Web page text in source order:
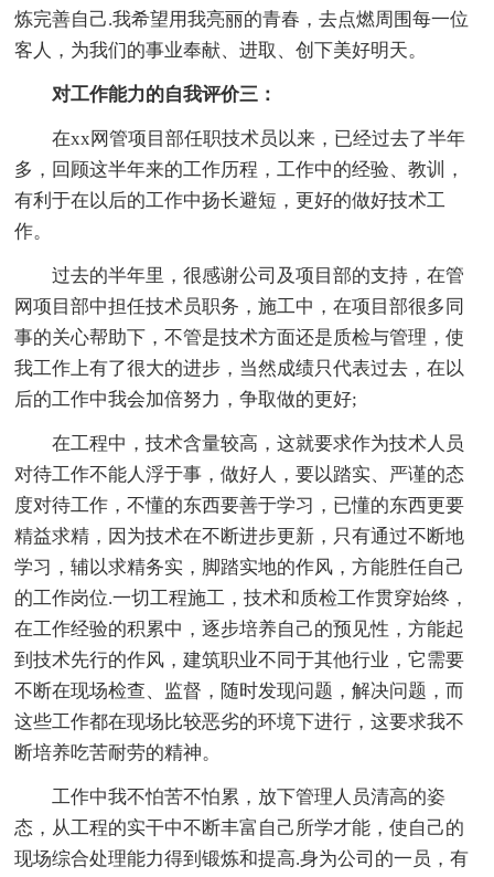
炼完善自己.我希望用我亮丽的青春，去点燃周围每一位
客人，为我们的事业奉献、进取、创下美好明天。
对工作能力的自我评价三：
在xx网管项目部任职技术员以来，已经过去了半年
多，回顾这半年来的工作历程，工作中的经验、教训，
有利于在以后的工作中扬长避短，更好的做好技术工
作。
过去的半年里，很感谢公司及项目部的支持，在管
网项目部中担任技术员职务，施工中，在项目部很多同
事的关心帮助下，不管是技术方面还是质检与管理，使
我工作上有了很大的进步，当然成绩只代表过去，在以
后的工作中我会加倍努力，争取做的更好;
在工程中，技术含量较高，这就要求作为技术人员
对待工作不能人浮于事，做好人，要以踏实、严谨的态
度对待工作，不懂的东西要善于学习，已懂的东西更要
精益求精，因为技术在不断进步更新，只有通过不断地
学习，辅以求精务实，脚踏实地的作风，方能胜任自己
的工作岗位.一切工程施工，技术和质检工作贯穿始终，
在工作经验的积累中，逐步培养自己的预见性，方能起
到技术先行的作风，建筑职业不同于其他行业，它需要
不断在现场检查、监督，随时发现问题，解决问题，而
这些工作都在现场比较恶劣的环境下进行，这要求我不
断培养吃苦耐劳的精神。
工作中我不怕苦不怕累，放下管理人员清高的姿
态，从工程的实干中不断丰富自己所学才能，使自己的
现场综合处理能力得到锻炼和提高.身为公司的一员，有